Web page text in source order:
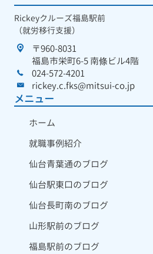
Rickeyクルーズ福島駅前
（就労移行支援）
〒960-8031
福島市栄町6-5 南條ビル4階
024-572-4201
rickey.c.fks@mitsui-co.jp
メニュー
ホーム
就職事例紹介
仙台青葉通のブログ
仙台駅東口のブログ
仙台長町南のブログ
山形駅前のブログ
福島駅前のブログ